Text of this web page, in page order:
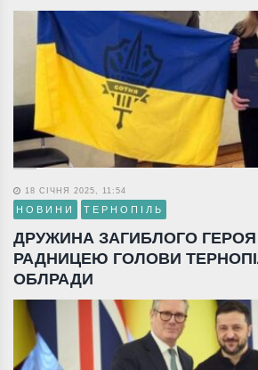
18 СІЧНЯ 2025, 11:54
НОВИНИ ТЕРНОПІЛЬ
ДРУЖИНА ЗАГИБЛОГО
РАДНИЦЕЮ ГОЛОВИ
ОБЛРАДИ